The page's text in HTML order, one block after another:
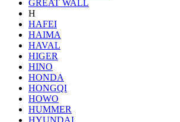
GREAT WALL
H
HAFEI
HAIMA
HAVAL
HIGER
HINO
HONDA
HONGQI
HOWO
HUMMER
HYUNDAI